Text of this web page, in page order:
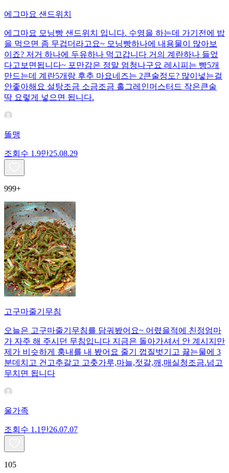
에그마요 샌드위치
에그마요 모닝빵 샌드위치 입니다. 수영을 하는데 가기전에 밥
을 먹으면 좀 무겁더라고요~ 모닝빵하나에 내용물이 많아보
이죠? 저거 하나에 두유하나 먹고갑니다 거의 계란하나 들었
다고보면됩니다~ 포만감은 정말 엄청나구요 레시피는 빵5개
만드는데 계란5개랑 후추 마요네즈는 2큰술정도? 많이넣는걸
안좋아해요 설탕조금 소금조금 홀그레인머스터드 작은큰술
딱 요렇게 넣으면 됩니다.
똘맹
조회수 1.9만25.08.29
999+
고구마줄기무침
오늘은 고구마줄기무침를 담궈봤어요~ 어렸을적에 친정엄마
가 자주 해 주시던 무침입니다 지금은 돌아가셔서 안 계시지만
제가 비슷하게 훙내를 내 봤어요 줄기 껍질벗기고 끓는물에 3
분데치고 건고추갈고 고춧가루,마늘,젓갈,깨,매실청조금.넘고
무치면 됩니다
울가족
조회수 1.1만26.07.07
105